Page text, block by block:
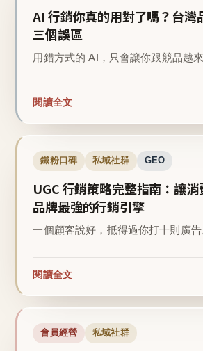
AI 行銷你真的用對了嗎？台灣
三個誤區
用錯方式的 AI，只會讓你跟競品越來
閱讀全文
鐵粉口碑 私域社群 GEO
UGC 行銷策略完整指南：讓
品牌最強的行銷引擎
一個顧客說好，抵得過你打十則廣告
閱讀全文
會員經營 私域社群